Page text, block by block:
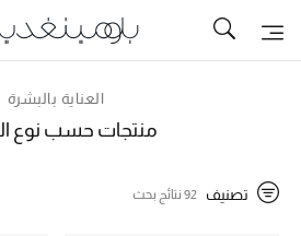
توصيل سريع
ما وصلنا حديثاً
العناية بالبشرة
منتجات حسب نوع
تصنيف 92 نتائج بحث